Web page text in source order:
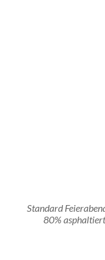
Standard
80%